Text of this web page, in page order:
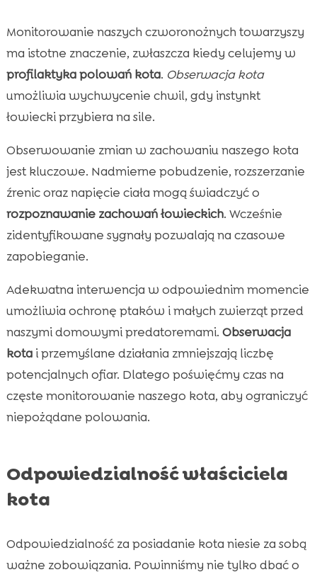
Monitorowanie naszych czworonożnych towarzyszy
ma istotne znaczenie, zwłaszcza kiedy celujemy w
profilaktyka polowań kota. Obserwacja kota
umożliwia wychwycenie chwil, gdy instynkt
łowiecki przybiera na sile.
Obserwowanie zmian w zachowaniu naszego kota
jest kluczowe. Nadmierne pobudzenie, rozszerzanie
źrenic oraz napięcie ciała mogą świadczyć o
rozpoznawanie zachowań łowieckich. Wcześnie
zidentyfikowane sygnały pozwalają na czasowe
zapobieganie.
Adekwatna interwencja w odpowiednim momencie
umożliwia ochronę ptaków i małych zwierząt przed
naszymi domowymi predatoremami. Obserwacja
kotai przemyślane działania zmniejszają liczbę
potencjalnych ofiar. Dlatego poświęćmy czas na
częste monitorowanie naszego kota, aby ograniczyć
niepożądane polowania.
Odpowiedzialność właściciela
kota
Odpowiedzialność za posiadanie kota niesie za sobą
ważne zobowiązania. Powinniśmy nie tylko dbać o